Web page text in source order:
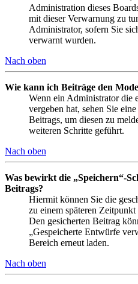
Administration dieses
mit dieser Verwarnung zu
Administrator, sofern Sie
verwarnt wurden.
Nach oben
Wie kann ich Beiträge den
Wenn ein Administrator die
vergeben hat, sehen Sie
Beitrags, um diesen zu
weiteren Schritte geführt.
Nach oben
Was bewirkt die „Speichern“-
Beitrags?
Hiermit können Sie die
zu einem späteren
Den gesicherten Beitrag
„Gespeicherte Entwürfe
Bereich erneut laden.
Nach oben